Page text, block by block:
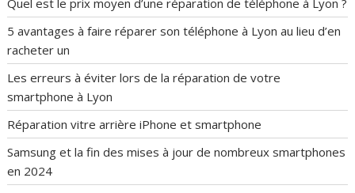
Quel est le prix moyen d’une réparation de téléphone à Lyon ?
5 avantages à faire réparer son téléphone à Lyon au lieu d’en
racheter un
Les erreurs à éviter lors de la réparation de votre
smartphone à Lyon
Réparation vitre arrière iPhone et smartphone
Samsung et la fin des mises à jour de nombreux smartphones
en 2024